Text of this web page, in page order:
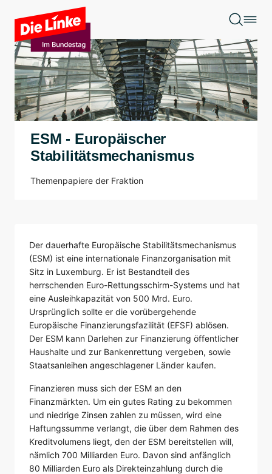
Zum Hauptinhalt springen
ESM - Europäischer
Stabilitätsmechanismus
Themenpapiere der Fraktion
Der dauerhafte Europäische Stabilitätsmechanismus
(ESM) ist eine internationale Finanzorganisation mit
Sitz in Luxemburg. Er ist Bestandteil des
herrschenden Euro-Rettungsschirm-Systems und hat
eine Ausleihkapazität von 500 Mrd. Euro.
Ursprünglich sollte er die vorübergehende
Europäische Finanzierungsfazilität (EFSF) ablösen.
Der ESM kann Darlehen zur Finanzierung öffentlicher
Haushalte und zur Bankenrettung vergeben, sowie
Staatsanleihen angeschlagener Länder kaufen.
Finanzieren muss sich der ESM an den
Finanzmärkten. Um ein gutes Rating zu bekommen
und niedrige Zinsen zahlen zu müssen, wird eine
Haftungssumme verlangt, die über dem Rahmen des
Kreditvolumens liegt, den der ESM bereitstellen will,
nämlich 700 Milliarden Euro. Davon sind anfänglich
80 Milliarden Euro als Direkteinzahlung durch die